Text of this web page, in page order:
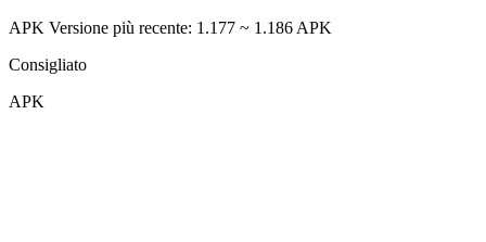
APK Versione più recente: 1.177 ~ 1.186 APK
Consigliato
APK